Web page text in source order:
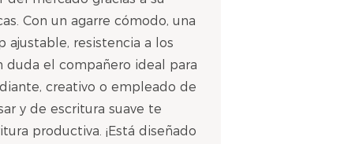
Con un agarre cómodo, una
ajustable, resistencia a los
duda el compañero ideal para
creativo o empleado de
y de escritura suave te
productiva. ¡Está diseñado